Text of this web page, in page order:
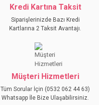
Kredi Kartına Taksit
Siparişlerinizde Bazı Kredi
Kartlarına 2 Taksit Avantajı.
Müşteri Hizmetleri
Tüm Sorular İçin (0532 062 44 63)
Whatsapp İle Bize Ulaşabilirsiniz.